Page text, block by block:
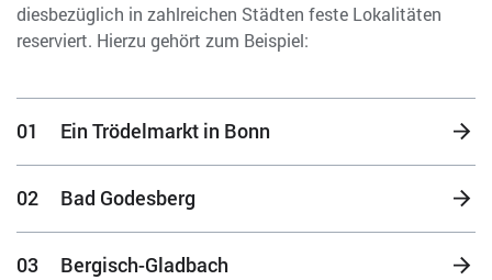
diesbezüglich in zahlreichen Städten feste Lokalitäten
reserviert. Hierzu gehört zum Beispiel:
01 Ein Trödelmarkt in Bonn
02 Bad Godesberg
03 Bergisch-Gladbach